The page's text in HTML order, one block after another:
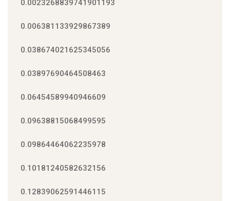
0.0023268839741901193
0.006381133929867389
0.038674021625345056
0.03897690464508463
0.06454589940946609
0.09638815068499595
0.09864464062235978
0.10181240582632156
0.12839062591446115